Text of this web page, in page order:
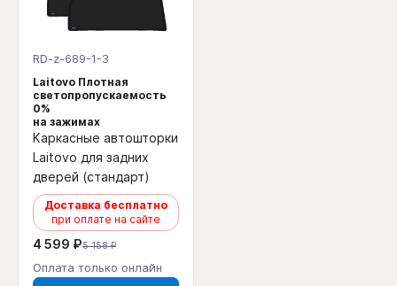
RD-z-689-1-3
Laitovo Плотная
светопропускаемость
0%
на зажимах
Каркасные автошторки
Laitovo для задних
дверей (стандарт)
Доставка бесплатно
при оплате на сайте
4 599 ₽5 158 ₽
Оплата только онлайн